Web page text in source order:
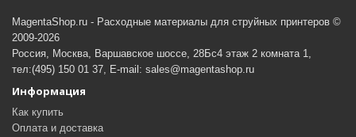
MagentaShop.ru - Расходные материалы для струйных принтеров ©
2009-2026
Россия, Москва, Варшавское шоссе, 28Бс4 этаж 2 комната 1,
тел:(495) 150 01 37, E-mail: sales@magentashop.ru
Информация
Как купить
Оплата и доставка